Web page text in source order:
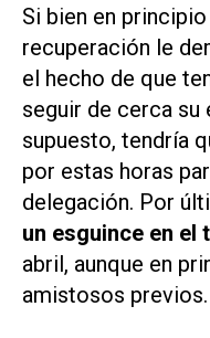
Si bien en
recuperación le
el hecho de que
seguir de cerca su
supuesto, tendría
por estas horas
delegación. Por
un esguince en el
abril, aunque en
amistosos previos.